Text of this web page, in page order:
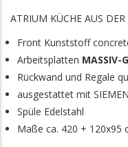
ATRIUM KÜCHE AUS
Front Kunststoff
Arbeitsplatten
Rückwand und Regale
ausgestattet mit
Spüle Edelstahl
Maße ca. 420 + 120x95